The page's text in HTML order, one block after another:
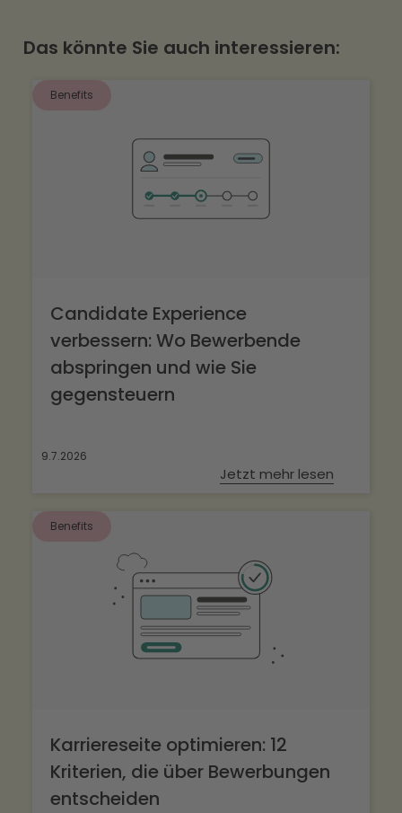
ankommt.
Das könnte Sie auch interessieren:
Benefits
Candidate Experience
verbessern: Wo Bewerbende
abspringen und wie Sie
gegensteuern
9.7.2026
Jetzt mehr lesen
Benefits
Karriereseite optimieren: 12
Kriterien, die über Bewerbungen
entscheiden